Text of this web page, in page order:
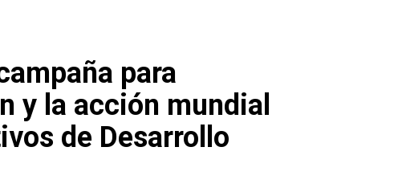
para
y la acción mundial
de Desarrollo